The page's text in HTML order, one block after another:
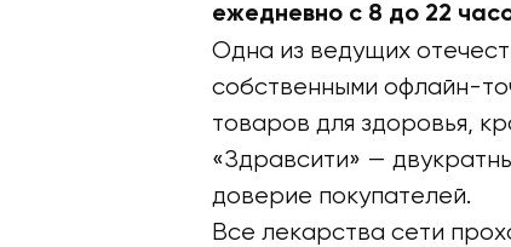
ежедневно с 8 до 22
Одна из ведущих
собственными офлайн-
товаров для здоровья,
«Здравсити» —
доверие покупателей.
Все лекарства сети